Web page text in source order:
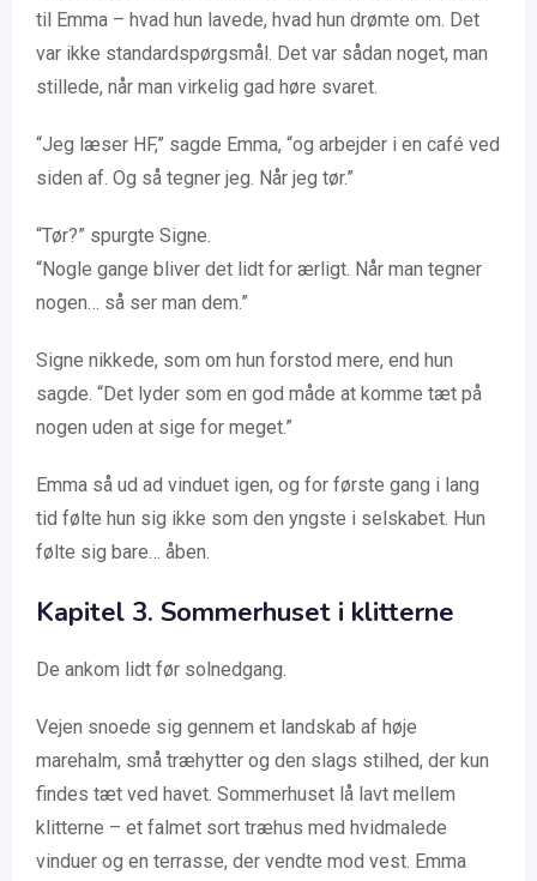
til Emma – hvad hun lavede, hvad hun drømte om. Det
var ikke standardspørgsmål. Det var sådan noget, man
stillede, når man virkelig gad høre svaret.
“Jeg læser HF,” sagde Emma, “og arbejder i en café ved
siden af. Og så tegner jeg. Når jeg tør.”
“Tør?” spurgte Signe.
“Nogle gange bliver det lidt for ærligt. Når man tegner
nogen… så ser man dem.”
Signe nikkede, som om hun forstod mere, end hun
sagde. “Det lyder som en god måde at komme tæt på
nogen uden at sige for meget.”
Emma så ud ad vinduet igen, og for første gang i lang
tid følte hun sig ikke som den yngste i selskabet. Hun
følte sig bare… åben.
Kapitel 3. Sommerhuset i klitterne
De ankom lidt før solnedgang.
Vejen snoede sig gennem et landskab af høje
marehalm, små træhytter og den slags stilhed, der kun
findes tæt ved havet. Sommerhuset lå lavt mellem
klitterne – et falmet sort træhus med hvidmalede
vinduer og en terrasse, der vendte mod vest. Emma